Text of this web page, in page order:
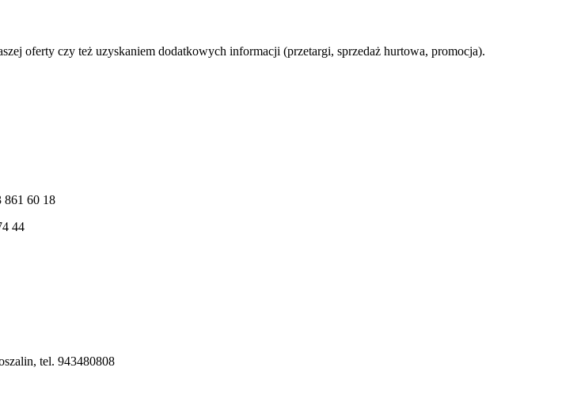
oferty czy też uzyskaniem dodatkowych informacji (przetargi, sprzedaż hurtowa, promocja).
861 60 18
44
tel. 943480808